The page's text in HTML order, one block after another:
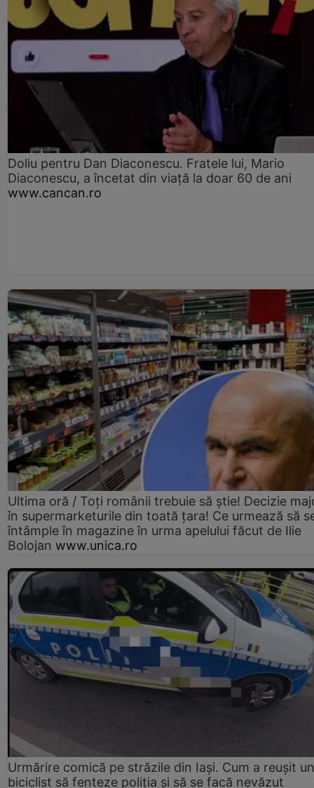
Doliu pentru Dan Diaconescu. Fratele lui, Mario
Diaconescu, a încetat din viață la doar 60 de ani
www.cancan.ro
Ultima oră / Toți românii trebuie să știe! Decizie
în supermarketurile din toată țara! Ce urmează să
întâmple în magazine în urma apelului făcut de Ilie
Bolojan www.unica.ro
Urmărire comică pe străzile din Iași. Cum a reușit un
biciclist să fenteze poliția și să se facă nevăzut